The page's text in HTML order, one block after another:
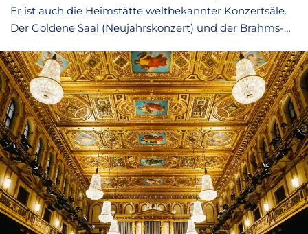
Er ist auch die Heimstätte weltbekannter Konzertsäle.
Der Goldene Saal (Neujahrskonzert) und der Brahms-
vollkommenen Musikgenusses erleben möchten.